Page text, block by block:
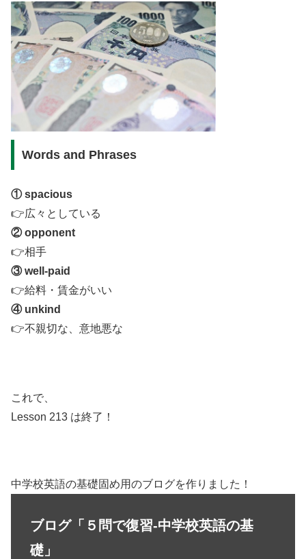
Words and Phrases
① spacious
👉広々としている
② opponent
👉相手
③ well-paid
👉給料・賃金がいい
④ unkind
👉不親切な、意地悪な
これで、
Lesson 213 は終了！
中学校英語の基礎固め用のブログを作りました！
ブログ「５問で復習-中学校英語の基
礎」